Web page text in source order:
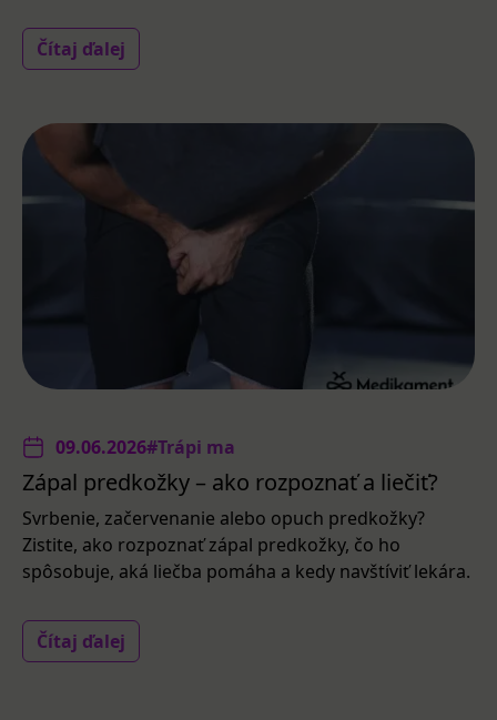
Čítaj ďalej
09.06.2026#Trápi ma
Zápal predkožky – ako rozpoznať a liečiť?
Svrbenie, začervenanie alebo opuch predkožky?
Zistite, ako rozpoznať zápal predkožky, čo ho
spôsobuje, aká liečba pomáha a kedy navštíviť lekára.
Čítaj ďalej